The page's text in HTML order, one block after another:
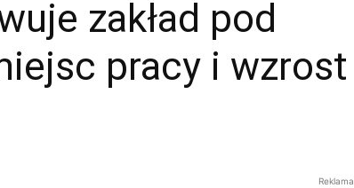
zakład pod
pracy i wzrost
Reklama